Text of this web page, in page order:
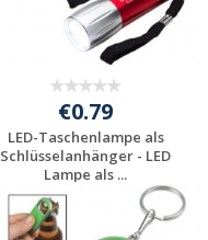
€0.79
LED-Taschenlampe als
Schlüsselanhänger - LED
Lampe als ...
Preis unverbindlich
anfragen